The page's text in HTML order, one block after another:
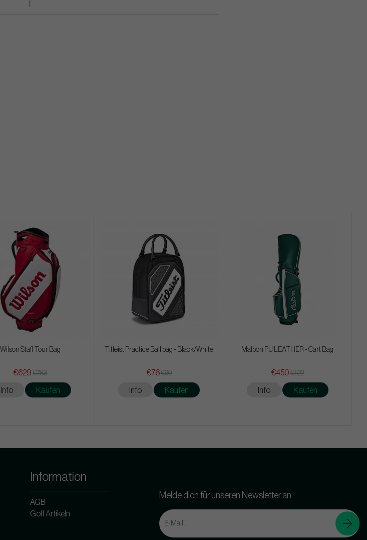
Wilson Staff Tour Bag
€629 €783
Info Kaufen
Titleist Practice Ball bag - Black/White
€76€90
Info Kaufen
Malbon PU LEATHER - Cart Bag
€450 €522
Info Kaufen
Information
AGB
Golf Artikeln
Melde dich für unseren Newsletter an